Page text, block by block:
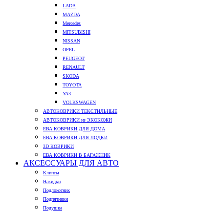
LADA
MAZDA
Mercedes
MITSUBISHI
NISSAN
OPEL
PEUGEOT
RENAULT
SKODA
TOYOTA
УАЗ
VOLKSWAGEN
АВТОКОВРИКИ ТЕКСТИЛЬНЫЕ
АВТОКОВРИКИ из ЭКОКОЖИ
ЕВА КОВРИКИ ДЛЯ ДОМА
ЕВА КОВРИКИ ДЛЯ ЛОДКИ
3D КОВРИКИ
ЕВА КОВРИКИ В БАГАЖНИК
АКСЕССУАРЫ ДЛЯ АВТО
Клипсы
Накидки
Подлокотник
Подпятники
Подушка